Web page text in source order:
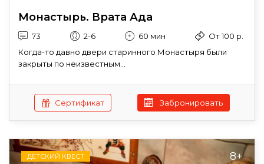
Монастырь. Врата Ада
73 2-6 60 мин
От 100 р.
Когда-то давно двери старинного Монастыря были
закрыты по неизвестным...
Сертификат Забронировать
ДЕТСКИЙ КВЕСТ 8+